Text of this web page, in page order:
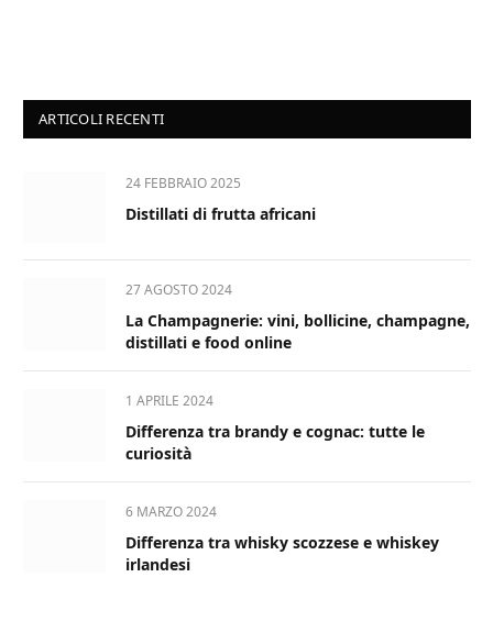
ARTICOLI RECENTI
24 FEBBRAIO 2025
Distillati di frutta africani
27 AGOSTO 2024
La Champagnerie: vini, bollicine, champagne,
distillati e food online
1 APRILE 2024
Differenza tra brandy e cognac: tutte le
curiosità
6 MARZO 2024
Differenza tra whisky scozzese e whiskey
irlandesi